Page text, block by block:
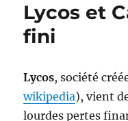
Lycos et
fini
Lycos, société
wikipedia), vient
lourdes pertes